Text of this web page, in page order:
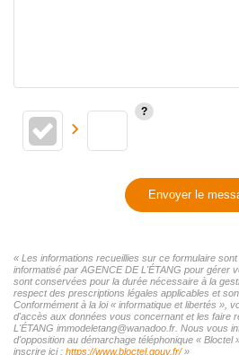
Envoyer le
« Les informations recueillies sur ce formulaire
informatisé par AGENCE DE L'ÉTANG pour gérer
sont conservées pour la durée nécessaire à la
respect des prescriptions légales applicables et
Conformément à la loi « informatique et libertés »,
d'accès aux données vous concernant et les faire
L'ÉTANG immodeletang@wanadoo.fr. Nous vous
d'opposition au démarchage téléphonique «
inscrire ici : https://www.bloctel.gouv.fr/»